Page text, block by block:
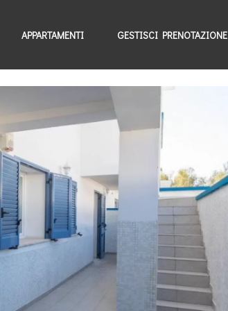
APPARTAMENTI GESTISCI PRENOTAZIONE